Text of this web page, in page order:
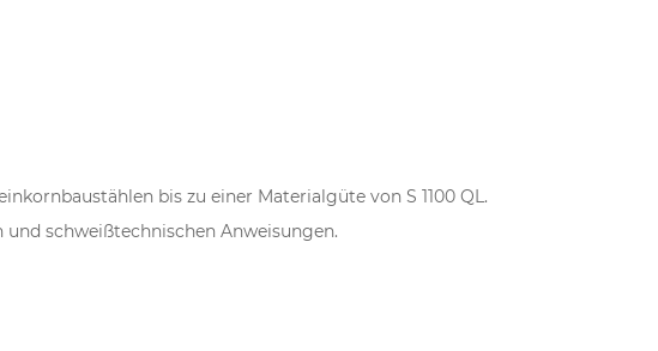
bis zu einer Materialgüte von S 1100 QL.
schweißtechnischen Anweisungen.